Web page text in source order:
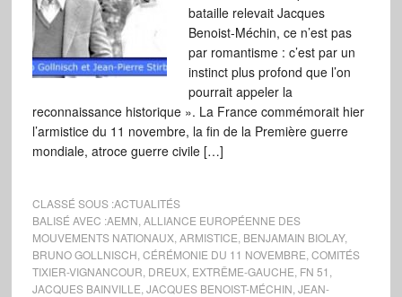
bataille relevait Jacques
Benoist-Méchin, ce n’est pas
par romantisme : c’est par un
instinct plus profond que l’on
pourrait appeler la
reconnaissance historique ». La France commémorait hier
l’armistice du 11 novembre, la fin de la Première guerre
mondiale, atroce guerre civile […]
CLASSÉ SOUS :ACTUALITÉS
BALISÉ AVEC :AEMN ALLIANCE EUROPÉENNE DES
MOUVEMENTS NATIONAUX, ARMISTICE BENJAMAIN BIOLAY,
BRUNO GOLLNISCH CÉRÉMONIE DU 11 NOVEMBRE COMITÉS
TIXIER-VIGNANCOUR DREUX, EXTRÊME-GAUCHE FN 51
JACQUES BAINVILLE JACQUES BENOIST-MÉCHIN JEAN-